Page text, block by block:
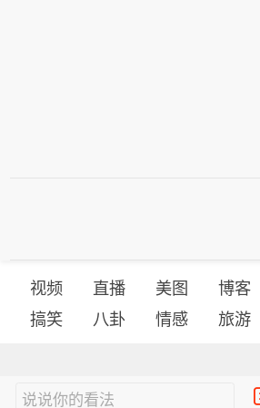
视频 直播 美图 博客
搞笑
八卦 情感 旅游
首页 反馈
说说你的看法